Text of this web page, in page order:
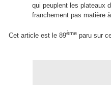
qui peuplent les plateaux
franchement pas matière
Cet article est le 89èmeparu sur